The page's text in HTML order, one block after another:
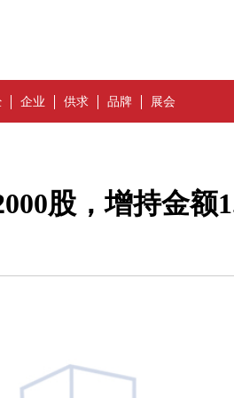
企业 供求 品牌 展会
股，增持金额